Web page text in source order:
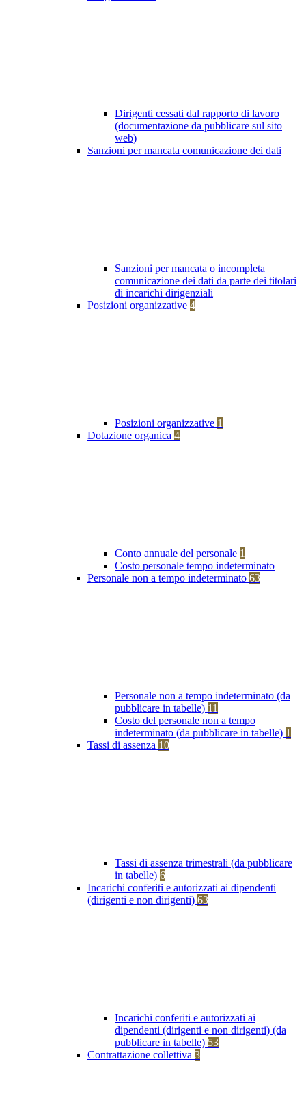
Dirigenti cessati dal rapporto di lavoro
(documentazione da pubblicare sul sito
web)
Sanzioni per mancata comunicazione dei dati
Sanzioni per mancata o incompleta
comunicazione dei dati da parte dei titolari
di incarichi dirigenziali
Posizioni organizzative 4
Posizioni organizzative 1
Dotazione organica 4
Conto annuale del personale 1
Costo personale tempo indeterminato
Personale non a tempo indeterminato 63
Personale non a tempo indeterminato (da
pubblicare in tabelle) 11
Costo del personale non a tempo
indeterminato (da pubblicare in tabelle) 1
Tassi di assenza 10
Tassi di assenza trimestrali (da pubblicare
in tabelle) 6
Incarichi conferiti e autorizzati ai dipendenti
(dirigenti e non dirigenti) 63
Incarichi conferiti e autorizzati ai
dipendenti (dirigenti e non dirigenti) (da
pubblicare in tabelle) 53
Contrattazione collettiva 3